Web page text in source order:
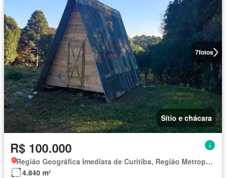
7fotos
Sítio e chácara
R$ 100.000
Região Geográfica Imediata de Curitiba, Região Metropolitana de Curitiba
4.840 m²